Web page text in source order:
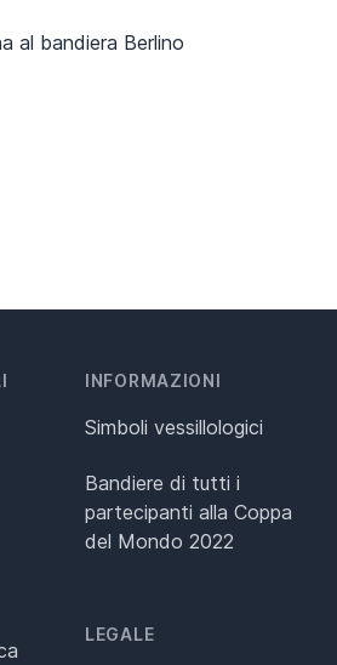
al bandiera Berlino
INFORMAZIONI
Simboli vessillologici
Bandiere di tutti i
partecipanti alla Coppa
del Mondo 2022
LEGALE